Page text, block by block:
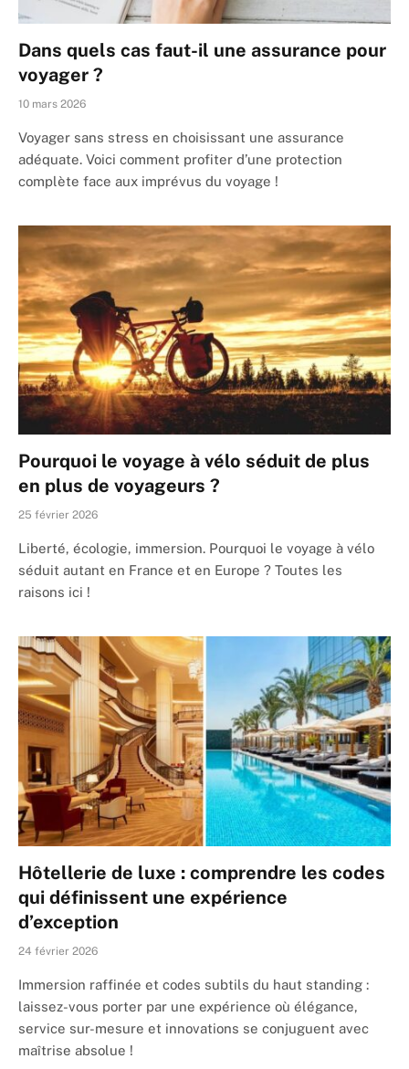
Dans quels cas faut-il une assurance pour
voyager ?
10 mars 2026
Voyager sans stress en choisissant une assurance
adéquate. Voici comment profiter d’une protection
complète face aux imprévus du voyage !
Pourquoi le voyage à vélo séduit de plus
en plus de voyageurs ?
25 février 2026
Liberté, écologie, immersion. Pourquoi le voyage à vélo
séduit autant en France et en Europe ? Toutes les
raisons ici !
Hôtellerie de luxe : comprendre les codes
qui définissent une expérience
d’exception
24 février 2026
Immersion raffinée et codes subtils du haut standing :
laissez-vous porter par une expérience où élégance,
service sur-mesure et innovations se conjuguent avec
maîtrise absolue !